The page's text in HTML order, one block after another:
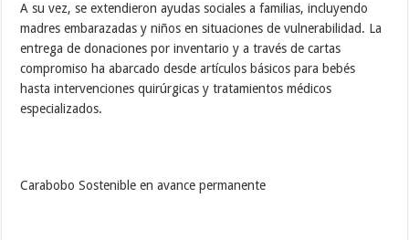
A su vez, se extendieron ayudas sociales a familias, incluyendo
madres embarazadas y niños en situaciones de vulnerabilidad. La
entrega de donaciones por inventario y a través de cartas
compromiso ha abarcado desde artículos básicos para bebés
hasta intervenciones quirúrgicas y tratamientos médicos
especializados.
Carabobo Sostenible en avance permanente